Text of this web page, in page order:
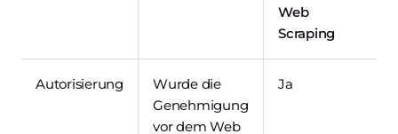
Web
Scraping
Autorisierung
Wurde die
Genehmigung
vor dem Web
Ja